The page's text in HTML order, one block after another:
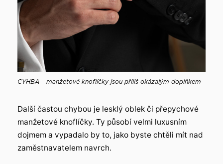
CYHBA – manžetové knoflíčky jsou příliš okázalým doplňkem
Další častou chybou je lesklý oblek či přepychové
manžetové knoflíčky. Ty působí velmi luxusním
dojmem a vypadalo by to, jako byste chtěli mít nad
zaměstnavatelem navrch.